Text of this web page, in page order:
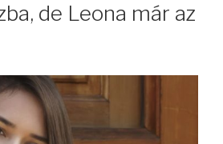
de Leona már az